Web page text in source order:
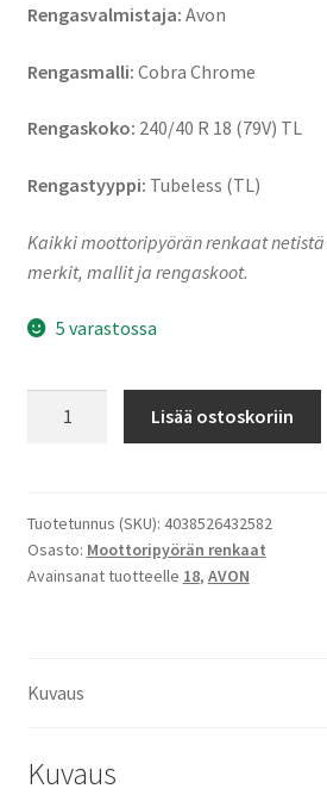
Rengasvalmistaja: Avon
Rengasmalli: Cobra Chrome
Rengaskoko: 240/40 R 18 (79V) TL
Rengastyyppi: Tubeless (TL)
Kaikki moottoripyörän renkaat
merkit, mallit ja rengaskoot.
5 varastossa
R
18
(79V)
Lisää ostoskoriin
Tuotetunnus (SKU): 4038526432582
Osasto: Moottoripyörän renkaat
Avainsanat tuotteelle 18, AVON
Kuvaus
Kuvaus